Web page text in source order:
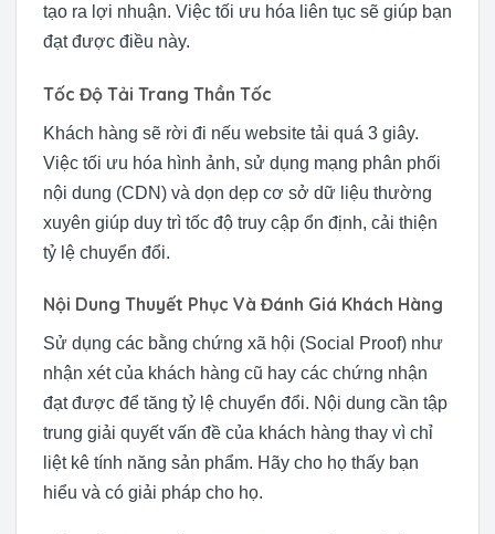
tạo ra lợi nhuận. Việc tối ưu hóa liên tục sẽ giúp bạn
đạt được điều này.
Tốc Độ Tải Trang Thần Tốc
Khách hàng sẽ rời đi nếu website tải quá 3 giây.
Việc tối ưu hóa hình ảnh, sử dụng mạng phân phối
nội dung (CDN) và dọn dẹp cơ sở dữ liệu thường
xuyên giúp duy trì tốc độ truy cập ổn định, cải thiện
tỷ lệ chuyển đổi.
Nội Dung Thuyết Phục Và Đánh Giá Khách Hàng
Sử dụng các bằng chứng xã hội (Social Proof) như
nhận xét của khách hàng cũ hay các chứng nhận
đạt được để tăng tỷ lệ chuyển đổi. Nội dung cần tập
trung giải quyết vấn đề của khách hàng thay vì chỉ
liệt kê tính năng sản phẩm. Hãy cho họ thấy bạn
hiểu và có giải pháp cho họ.